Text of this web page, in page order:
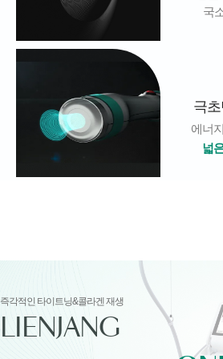
국
극
에너
넓
즉각적인 타이트닝&콜라겐 재생
LIENJANG